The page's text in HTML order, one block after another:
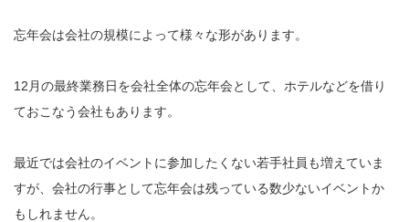
忘年会は会社の規模によって様々な形があります。
12月の最終業務日を会社全体の忘年会として、ホテルなどを借り
ておこなう会社もあります。
最近では会社のイベントに参加したくない若手社員も増えていま
すが、会社の行事として忘年会は残っている数少ないイベントか
もしれません。